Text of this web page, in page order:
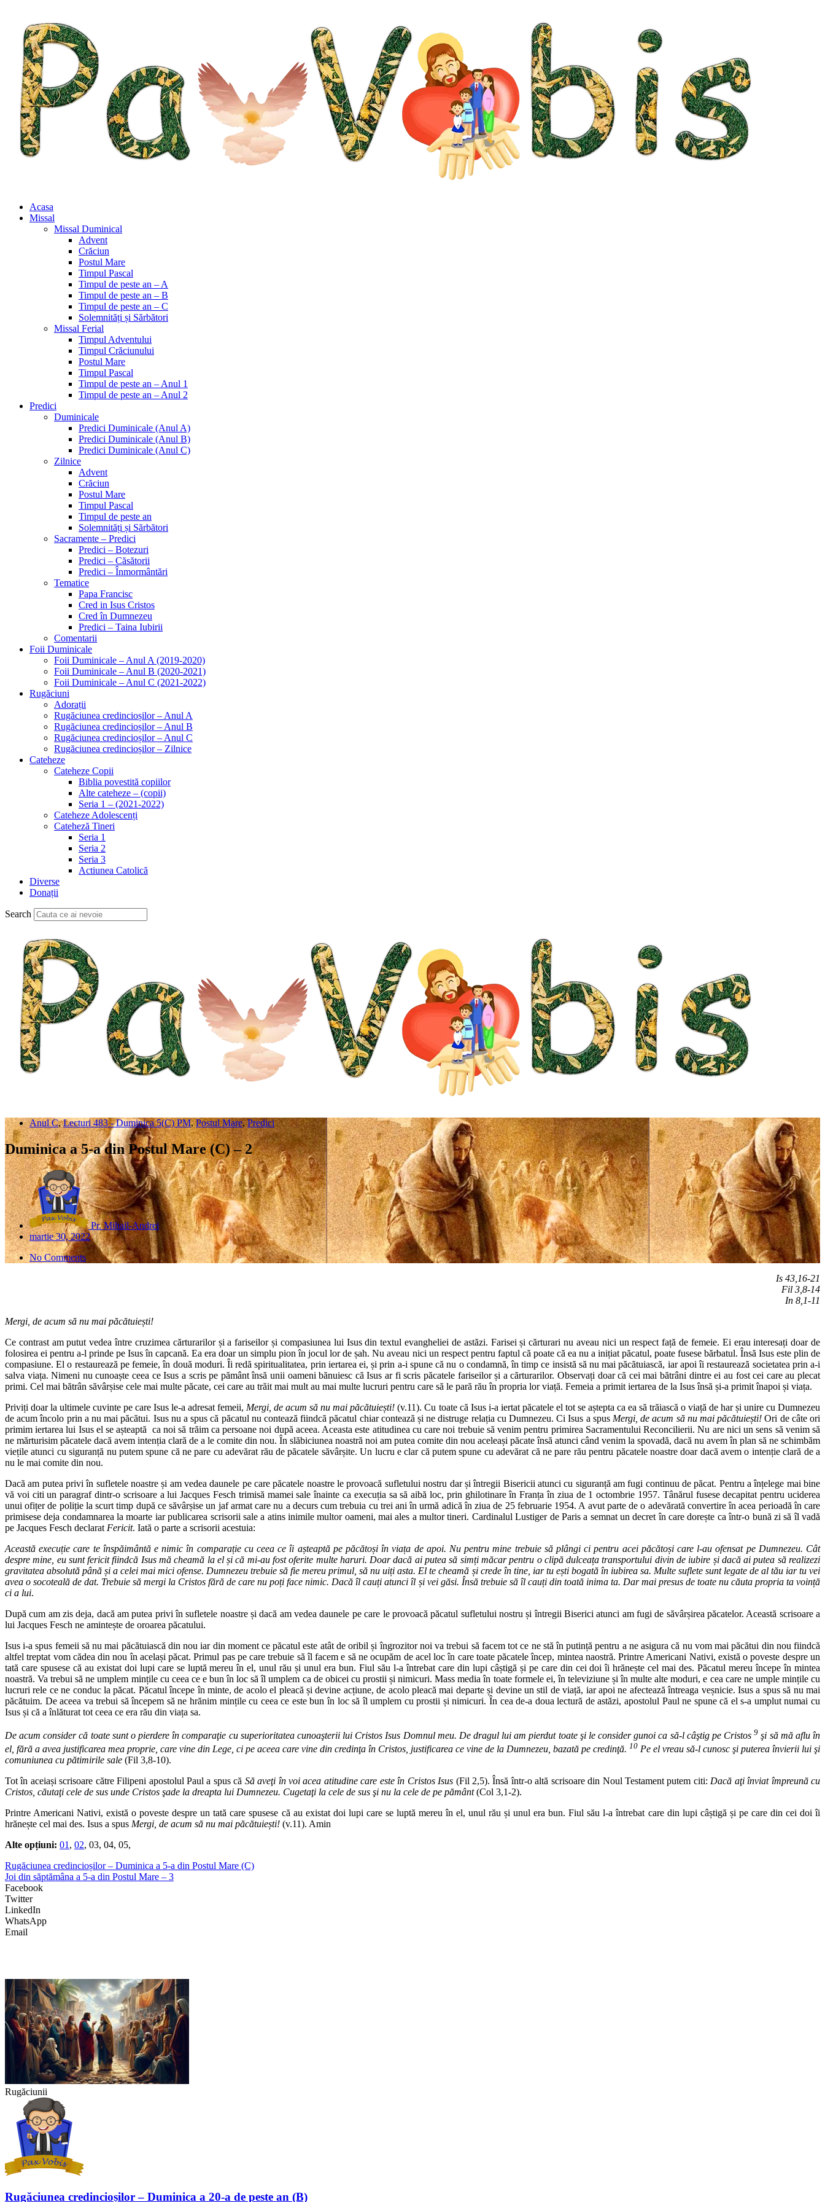
Acasa
Missal
Missal Duminical
Advent
Crăciun
Postul Mare
Timpul Pascal
Timpul de peste an – A
Timpul de peste an – B
Timpul de peste an – C
Solemnități și Sărbători
Missal Ferial
Timpul Adventului
Timpul Crăciunului
Postul Mare
Timpul Pascal
Timpul de peste an – Anul 1
Timpul de peste an – Anul 2
Predici
Duminicale
Predici Duminicale (Anul A)
Predici Duminicale (Anul B)
Predici Duminicale (Anul C)
Zilnice
Advent
Crăciun
Postul Mare
Timpul Pascal
Timpul de peste an
Solemnități și Sărbători
Sacramente – Predici
Predici – Botezuri
Predici – Căsătorii
Predici – Înmormântări
Tematice
Papa Francisc
Cred in Isus Cristos
Cred în Dumnezeu
Predici – Taina Iubirii
Comentarii
Foii Duminicale
Foii Duminicale – Anul A (2019-2020)
Foii Duminicale – Anul B (2020-2021)
Foii Duminicale – Anul C (2021-2022)
Rugăciuni
Adorații
Rugăciunea credincioșilor – Anul A
Rugăciunea credincioșilor – Anul B
Rugăciunea credincioșilor – Anul C
Rugăciunea credincioșilor – Zilnice
Cateheze
Cateheze Copii
Biblia povestită copiilor
Alte cateheze – (copii)
Seria 1 – (2021-2022)
Cateheze Adolescenți
Cateheză Tineri
Seria 1
Seria 2
Seria 3
Actiunea Catolică
Diverse
Donații
Search
Anul C,Lecturi 483 - Duminica 5(C) PM,Postul Mare,Predici
Duminica a 5-a din Postul Mare (C) – 2
Pr. Mihail-Andrei
martie 30, 2022
No Comments
Is 43,16-21
Fil 3,8-14
In 8,1-11
Mergi, de acum să nu mai păcătuiești!
Ce contrast am putut vedea între cruzimea cărturarilor și a fariseilor și compasiunea lui Isus din textul evangheliei de astăzi. Farisei și cărturari nu aveau nici un respect față de femeie. Ei erau interesați doar de
folosirea ei pentru a-l prinde pe Isus în capcană. Ea era doar un simplu pion în jocul lor de șah. Nu aveau nici un respect pentru faptul că poate că ea nu a inițiat păcatul, poate fusese bărbatul. Însă Isus este plin de
compasiune. El o restaurează pe femeie, în două moduri. Îi redă spiritualitatea, prin iertarea ei, și prin a-i spune că nu o condamnă, în timp ce insistă să nu mai păcătuiască, iar apoi îi restaurează societatea prin a-i
salva viața. Nimeni nu cunoaște ceea ce Isus a scris pe pământ însă unii oameni bănuiesc că Isus ar fi scris păcatele fariseilor și a cărturarilor. Observați doar că cei mai bătrâni dintre ei au fost cei care au plecat
primi. Cel mai bătrân săvârșise cele mai multe păcate, cei care au trăit mai mult au mai multe lucruri pentru care să le pară rău în propria lor viață. Femeia a primit iertarea de la Isus însă și-a primit înapoi și viața.
Priviți doar la ultimele cuvinte pe care Isus le-a adresat femeii, Mergi, de acum să nu mai păcătuiești! (v.11). Cu toate că Isus i-a iertat păcatele el tot se aștepta ca ea să trăiască o viață de har și unire cu Dumnezeu
de acum încolo prin a nu mai păcătui. Isus nu a spus că păcatul nu contează fiindcă păcatul chiar contează și ne distruge relația cu Dumnezeu. Ci Isus a spus Mergi, de acum să nu mai păcătuiești! Ori de câte ori
primim iertarea lui Isus el se așteaptă ca noi să trăim ca persoane noi după aceea. Aceasta este atitudinea cu care noi trebuie să venim pentru primirea Sacramentului Reconcilierii. Nu are nici un sens să venim să
ne mărturisim păcatele dacă avem intenția clară de a le comite din nou. În slăbiciunea noastră noi am putea comite din nou aceleași păcate însă atunci când venim la spovadă, dacă nu avem în plan să ne schimbăm
viețile atunci cu siguranță nu putem spune că ne pare cu adevărat rău de păcatele săvârșite. Un lucru e clar că putem spune cu adevărat că ne pare rău pentru păcatele noastre doar dacă avem o intenție clară de a
nu le mai comite din nou.
Dacă am putea privi în sufletele noastre și am vedea daunele pe care păcatele noastre le provoacă sufletului nostru dar și întregii Bisericii atunci cu siguranță am fugi continuu de păcat. Pentru a înțelege mai bine
vă voi citi un paragraf dintr-o scrisoare a lui Jacques Fesch trimisă mamei sale înainte ca execuția sa să aibă loc, prin ghilotinare în Franța în ziua de 1 octombrie 1957. Tânărul fusese decapitat pentru uciderea
unui ofițer de poliție la scurt timp după ce săvârșise un jaf armat care nu a decurs cum trebuia cu trei ani în urmă adică în ziua de 25 februarie 1954. A avut parte de o adevărată convertire în acea perioadă în care
primisese deja condamnarea la moarte iar publicarea scrisorii sale a atins inimile multor oameni, mai ales a multor tineri. Cardinalul Lustiger de Paris a semnat un decret în care dorește ca într-o bună zi să îl vadă
pe Jacques Fesch declarat Fericit. Iată o parte a scrisorii acestuia:
Această execuție care te înspăimântă e nimic în comparație cu ceea ce îi așteaptă pe păcătoși în viața de apoi. Nu pentru mine trebuie să plângi ci pentru acei păcătoși care l-au ofensat pe Dumnezeu. Cât
despre mine, eu sunt fericit fiindcă Isus mă cheamă la el și că mi-au fost oferite multe haruri. Doar dacă ai putea să simți măcar pentru o clipă dulceața transportului divin de iubire și dacă ai putea să realizezi
gravitatea absolută până și a celei mai mici ofense. Dumnezeu trebuie să fie mereu primul, să nu uiți asta. El te cheamă și crede în tine, iar tu ești bogată în iubirea sa. Multe suflete sunt legate de al tău iar tu vei
avea o socoteală de dat. Trebuie să mergi la Cristos fără de care nu poți face nimic. Dacă îl cauți atunci îl și vei găsi. Însă trebuie să îl cauți din toată inima ta. Dar mai presus de toate nu căuta propria ta voință
ci a lui.
După cum am zis deja, dacă am putea privi în sufletele noastre și dacă am vedea daunele pe care le provoacă păcatul sufletului nostru și întregii Biserici atunci am fugi de săvârșirea păcatelor. Această scrisoare a
lui Jacques Fesch ne amintește de oroarea păcatului.
Isus i-a spus femeii să nu mai păcătuiască din nou iar din moment ce păcatul este atât de oribil și îngrozitor noi va trebui să facem tot ce ne stă în putință pentru a ne asigura că nu vom mai păcătui din nou fiindcă
altfel treptat vom cădea din nou în același păcat. Primul pas pe care trebuie să îl facem e să ne ocupăm de acel loc în care toate păcatele încep, mintea naostră. Printre Americani Nativi, există o poveste despre un
tată care spusese că au existat doi lupi care se luptă mereu în el, unul rău și unul era bun. Fiul său l-a întrebat care din lupi câștigă și pe care din cei doi îi hrănește cel mai des. Păcatul mereu începe în mintea
noastră. Va trebui să ne umplem mințile cu ceea ce e bun în loc să îl umplem ca de obicei cu prostii și nimicuri. Mass media în toate formele ei, în televiziune și în multe alte moduri, e cea care ne umple mințile cu
lucruri rele ce ne conduc la păcat. Păcatul începe în minte, de acolo el pleacă și devine acțiune, de acolo pleacă mai departe și devine un stil de viață, iar apoi ne afectează întreaga veșnicie. Isus a spus să nu mai
păcătuim. De aceea va trebui să începem să ne hrănim mințile cu ceea ce este bun în loc să îl umplem cu prostii și nimicuri. În cea de-a doua lectură de astăzi, apostolul Paul ne spune că el s-a umplut numai cu
Isus și că a înlăturat tot ceea ce era rău din viața sa.
De acum consider că toate sunt o pierdere în comparaţie cu superioritatea cunoaşterii lui Cristos Isus Domnul meu. De dragul lui am pierdut toate şi le consider gunoi ca să-l câştig pe Cristos9 şi să mă aflu în
el, fără a avea justificarea mea proprie, care vine din Lege, ci pe aceea care vine din credinţa în Cristos, justificarea ce vine de la Dumnezeu, bazată pe credinţă. 10 Pe el vreau să-l cunosc şi puterea învierii lui şi
comuniunea cu pătimirile sale (Fil 3,8-10).
Tot în aceiași scrisoare către Filipeni apostolul Paul a spus că Să aveţi în voi acea atitudine care este în Cristos Isus (Fil 2,5). Însă într-o altă scrisoare din Noul Testament putem citi:Dacă aţi înviat împreună cu
Cristos, căutaţi cele de sus unde Cristos şade la dreapta lui Dumnezeu. Cugetaţi la cele de sus şi nu la cele de pe pământ(Col 3,1-2).
Printre Americani Nativi, există o poveste despre un tată care spusese că au existat doi lupi care se luptă mereu în el, unul rău și unul era bun. Fiul său l-a întrebat care din lupi câștigă și pe care din cei doi îi
hrănește cel mai des. Isus a spus Mergi, de acum să nu mai păcătuiești! (v.11). Amin
Alte opțiuni: 01, 02, 03, 04, 05,
Rugăciunea credincioșilor – Duminica a 5-a din Postul Mare (C)
Joi din săptămâna a 5-a din Postul Mare – 3
Facebook
Twitter
LinkedIn
WhatsApp
Email
Rugăciunii
Rugăciunea credincioșilor – Duminica a 20-a de peste an (B)